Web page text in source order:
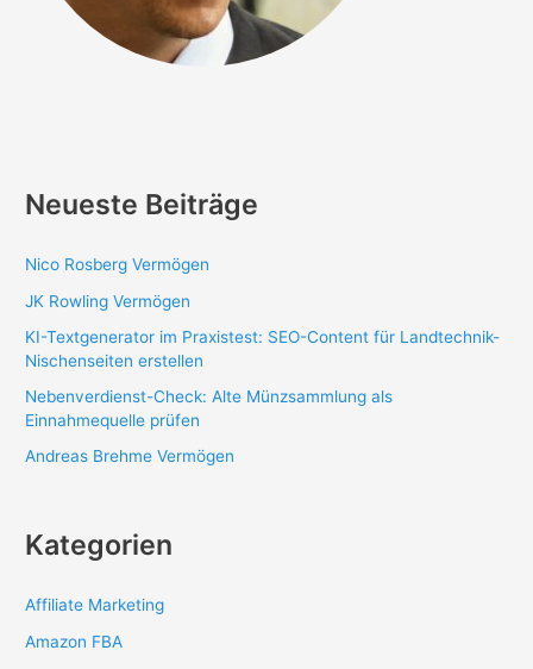
Neueste Beiträge
Nico Rosberg Vermögen
JK Rowling Vermögen
KI-Textgenerator im Praxistest: SEO-Content für Landtechnik-
Nischenseiten erstellen
Nebenverdienst-Check: Alte Münzsammlung als
Einnahmequelle prüfen
Andreas Brehme Vermögen
Kategorien
Affiliate Marketing
Amazon FBA